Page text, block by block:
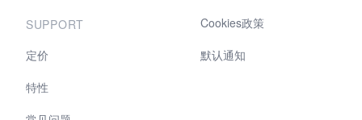
SUPPORT
定价
特性
Cookies政策
默认通知